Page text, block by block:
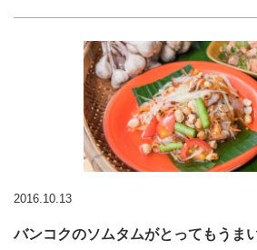
2016.10.13
バンコクのソムタムがとってもうま